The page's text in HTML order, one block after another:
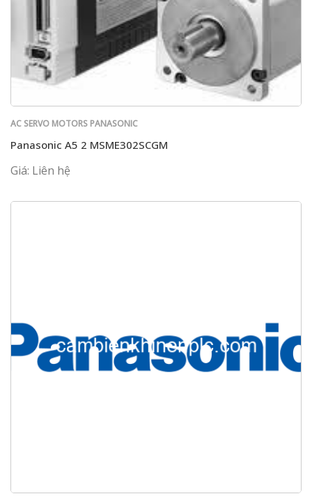
AC SERVO MOTORS PANASONIC
Panasonic A5 2 MSME302SCGM
Giá: Liên hệ